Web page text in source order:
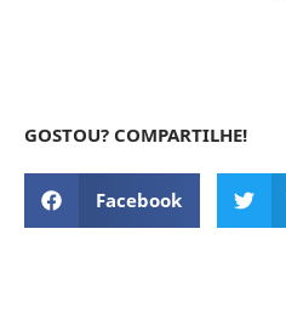
GOSTOU? COMPARTILHE!
Facebook